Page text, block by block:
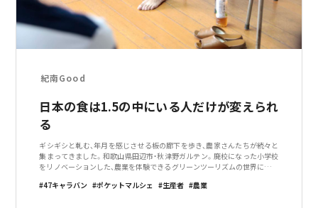
紀南Good
日本の食は1.5の中にいる人だけが変えられ
る
ギシギシと軋む、年月を感じさせる板の廊下を歩き、農家さんたちが続々と
集まってきました。和歌山県田辺市・秋津野ガルテン。廃校になった小学校
をリノベーションした、農業を体験できるグリーンツーリズムの世界に誇る
は、ワイワイとお話しする声で賑
47キャラバン ポケットマルシェ 生産者 農業